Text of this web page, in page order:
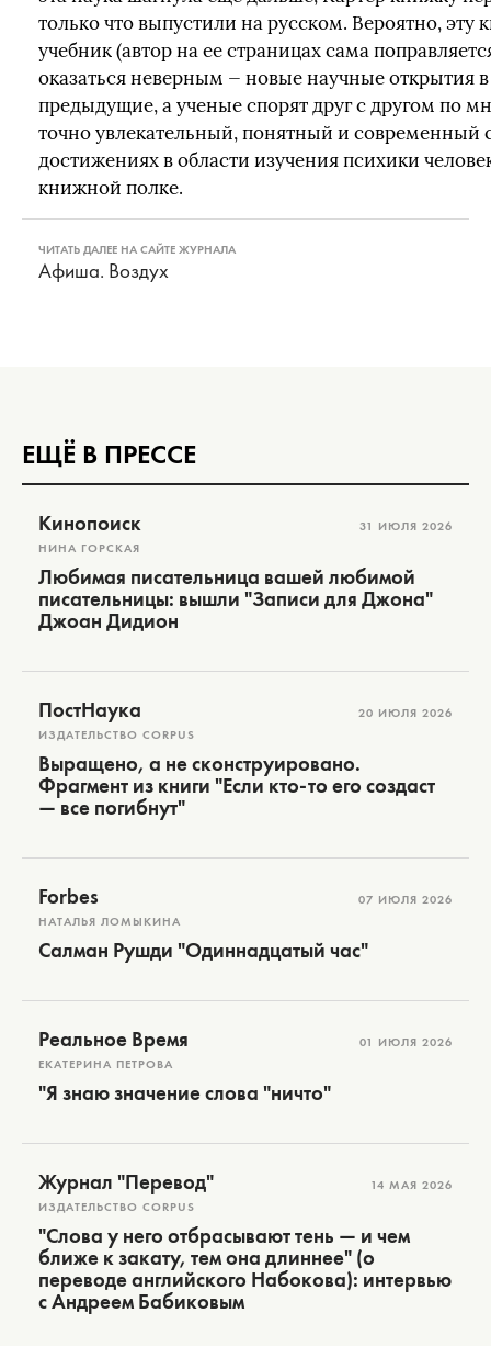
только что выпустили на русском. Вероятно, эту
учебник (автор на ее страницах сама
оказаться неверным — новые научные открытия
предыдущие, а ученые спорят друг с другом по
точно увлекательный, понятный и современный
достижениях в области изучения психики
книжной полке.
ЧИТАТЬ ДАЛЕЕ НА САЙТЕ ЖУРНАЛА
Афиша. Воздух
ЕЩЁ В ПРЕССЕ
Кинопоиск
НИНА ГОРСКАЯ
31 ИЮЛЯ 2026
Любимая писательница вашей любимой
писательницы: вышли "Записи для Джона"
Джоан Дидион
ПостНаука
ИЗДАТЕЛЬСТВО CORPUS
20 ИЮЛЯ 2026
Выращено, а не сконструировано.
Фрагмент из книги "Если кто-то его создаст
— все погибнут"
Forbes
НАТАЛЬЯ ЛОМЫКИНА
07 ИЮЛЯ 2026
Салман Рушди "Одиннадцатый час"
Реальное Время
ЕКАТЕРИНА ПЕТРОВА
01 ИЮЛЯ 2026
"Я знаю значение слова "ничто"
Журнал "Перевод"
ИЗДАТЕЛЬСТВО CORPUS
14 МАЯ 2026
"Слова у него отбрасывают тень — и чем
ближе к закату, тем она длиннее" (о
переводе английского Набокова): интервью
с Андреем Бабиковым